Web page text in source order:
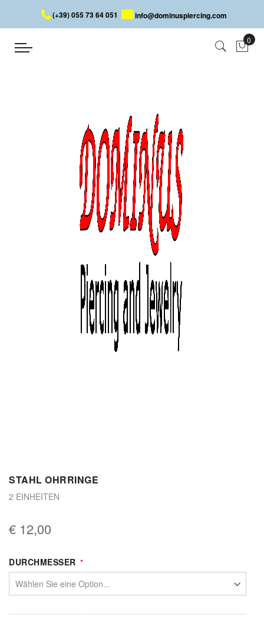
(+39) 055 73 64 051 info@dominuspiercing.com
STAHL OHRRINGE
STAHL OHRRINGE
STAHL OHRRINGE
2 EINHEITEN
€ 12,00
DURCHMESSER